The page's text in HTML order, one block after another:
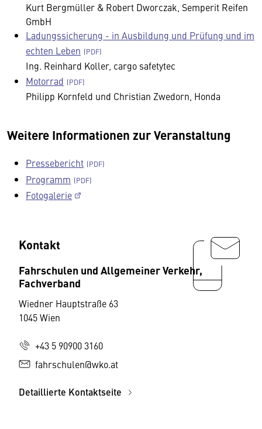
Kurt Bergmüller & Robert Dworczak, Semperit Reifen
GmbH
Ladungssicherung - in Ausbildung und Prüfung und im
echten Leben
Ing. Reinhard Koller, cargo safetytec
Motorrad
Philipp Kornfeld und Christian Zwedorn, Honda
Weitere Informationen zur Veranstaltung
Pressebericht
Programm
Fotogalerie
Kontakt
Fahrschulen und Allgemeiner Verkehr,
Fachverband
Wiedner Hauptstraße 63
1045 Wien
+43 5 90900 3160
fahrschulen@wko.at
Detaillierte Kontaktseite